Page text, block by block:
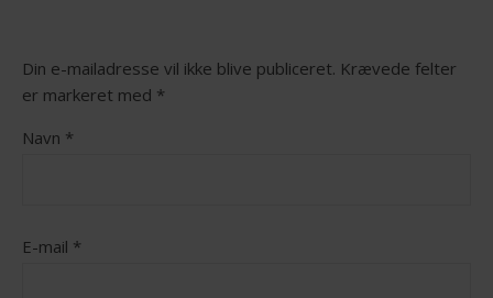
Din e-mailadresse vil ikke blive publiceret. Krævede felter
er markeret med *
Navn *
E-mail *